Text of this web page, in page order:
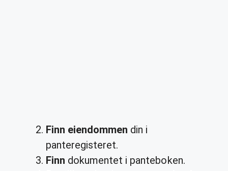
Finn eiendommen din i
panteregisteret.
Finn dokumentet i panteboken.